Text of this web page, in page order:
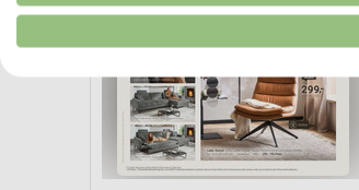
Erstellung von Profilen für personalisierte
Erstellung von Profilen zur Personalisierung
Verwendung von Profilen zur Auswahl